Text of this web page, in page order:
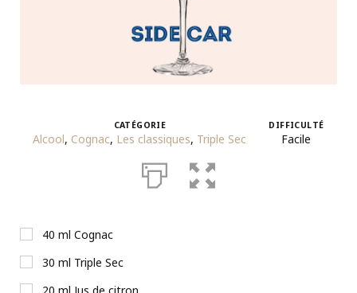
CATÉGORIE
Alcool, Cognac, Les classiques, Triple Sec
DIFFICULTÉ
Facile
40 ml Cognac
30 ml Triple Sec
20 ml Jus de citron